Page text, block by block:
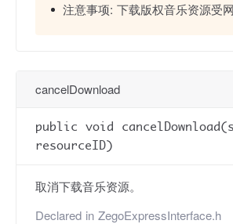
注意事项: 下载版权音乐资源受网
cancelDownload
public void
resourceID)
取消下载音乐资源。
Declared in ZegoExpressInterface.h